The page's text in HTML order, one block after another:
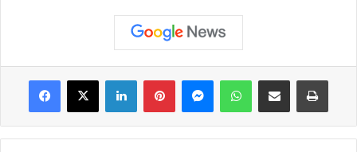
Facebook
X LinkedInPinterestMessengerWhatsAppShare via Email Print